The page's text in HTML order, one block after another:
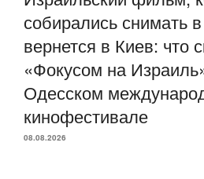
собирались снимать
вернется в Киев: что
«Фокусом на
Одесском
кинофестивале
08.08.2026